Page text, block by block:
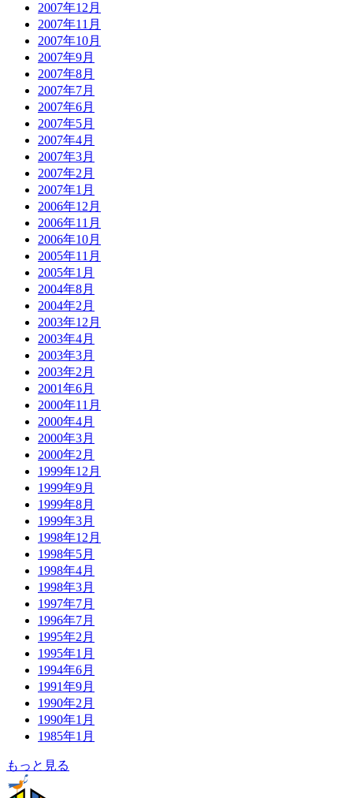
2007年12月
2007年11月
2007年10月
2007年9月
2007年8月
2007年7月
2007年6月
2007年5月
2007年4月
2007年3月
2007年2月
2007年1月
2006年12月
2006年11月
2006年10月
2005年11月
2005年1月
2004年8月
2004年2月
2003年12月
2003年4月
2003年3月
2003年2月
2001年6月
2000年11月
2000年4月
2000年3月
2000年2月
1999年12月
1999年9月
1999年8月
1999年3月
1998年12月
1998年5月
1998年4月
1998年3月
1997年7月
1996年7月
1995年2月
1995年1月
1994年6月
1991年9月
1990年2月
1990年1月
1985年1月
もっと見る